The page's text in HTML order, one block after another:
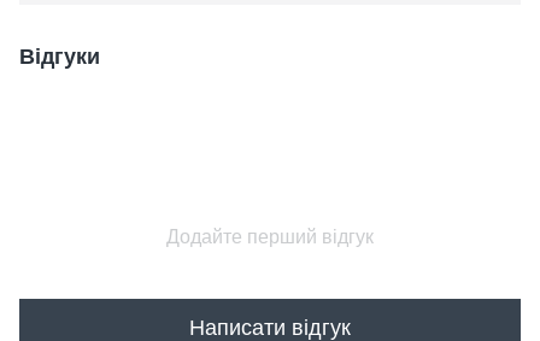
Відгуки
Додайте перший відгук
Написати відгук